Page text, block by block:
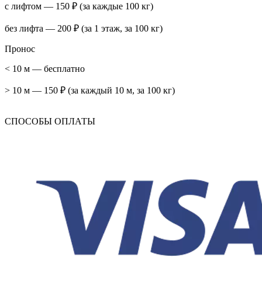
с лифтом — 150 ₽ (за каждые 100 кг)
без лифта — 200 ₽ (за 1 этаж, за 100 кг)
Пронос
< 10 м — бесплатно
> 10 м — 150 ₽ (за каждый 10 м, за 100 кг)
СПОСОБЫ ОПЛАТЫ